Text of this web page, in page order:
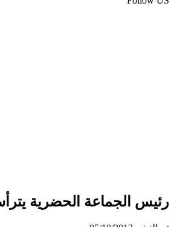
رئيس الجماعة الحضرية